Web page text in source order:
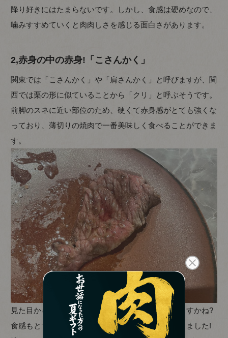
降り好きにはたまらないです。しかし、食感は硬めなので、
噛みすすめていくと肉肉しさを感じる面白さがあります。
2,赤身の中の赤身!「こさんかく」
関東では「こさんかく」や「肩さんかく」と呼びますが、関
西では栗の形に似ていることから「クリ」と呼ぶそうです。
前脚のスネに近い部位のため、硬くて赤身感がとても強くな
っており、薄切りの焼肉で一番美味しく食べることができま
す。
見た目から、お肉の引き締まってる感じが伝わりますかね?
食感もとてもぎゅっとしていて、噛みごたえがありました!